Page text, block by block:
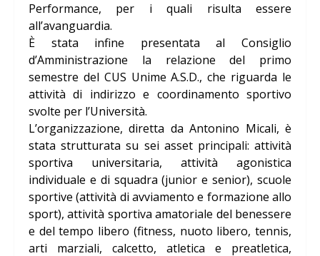
Performance, per i quali risulta essere
all’avanguardia.
È stata infine presentata al Consiglio
d’Amministrazione la relazione del primo
semestre del CUS Unime A.S.D., che riguarda le
attività di indirizzo e coordinamento sportivo
svolte per l’Università.
L’organizzazione, diretta da Antonino Micali, è
stata strutturata su sei asset principali: attività
sportiva universitaria, attività agonistica
individuale e di squadra (junior e senior), scuole
sportive (attività di avviamento e formazione allo
sport), attività sportiva amatoriale del benessere
e del tempo libero (fitness, nuoto libero, tennis,
arti marziali, calcetto, atletica e preatletica,